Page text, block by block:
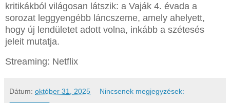
kritikákból világosan látszik: a Vaják 4. évada a
sorozat leggyengébb láncszeme, amely ahelyett,
hogy új lendületet adott volna, inkább a szétesés
jeleit mutatja.
Streaming: Netflix
Dátum: október 31, 2025 Nincsenek megjegyzések: